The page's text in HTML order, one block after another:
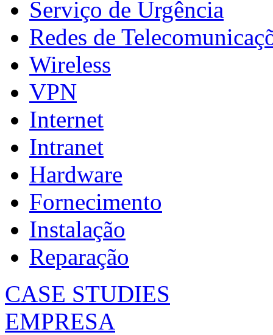
Serviço de Urgência
Redes de
Wireless
VPN
Internet
Intranet
Hardware
Fornecimento
Instalação
Reparação
CASE STUDIES
EMPRESA